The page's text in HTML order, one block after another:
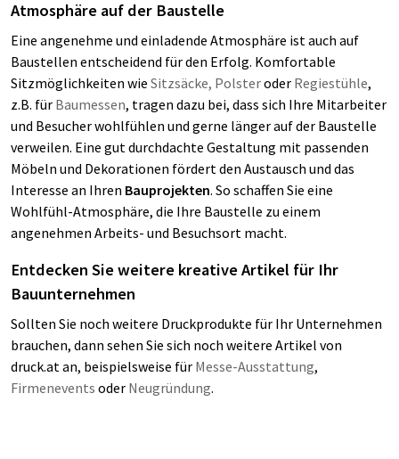
Atmosphäre auf der Baustelle
Eine angenehme und einladende Atmosphäre ist auch auf
Baustellen entscheidend für den Erfolg. Komfortable
Sitzmöglichkeiten wie Sitzsäcke, Polsteroder Regiestühle,
z.B. für Baumessen, tragen dazu bei, dass sich Ihre Mitarbeiter
und Besucher wohlfühlen und gerne länger auf der Baustelle
verweilen. Eine gut durchdachte Gestaltung mit passenden
Möbeln und Dekorationen fördert den Austausch und das
Interesse an Ihren Bauprojekten. So schaffen Sie eine
Wohlfühl-Atmosphäre, die Ihre Baustelle zu einem
angenehmen Arbeits- und Besuchsort macht.
Entdecken Sie weitere kreative Artikel für Ihr
Bauunternehmen
Sollten Sie noch weitere Druckprodukte für Ihr Unternehmen
brauchen, dann sehen Sie sich noch weitere Artikel von
druck.at an, beispielsweise für Messe-Ausstattung,
Firmenevents oder Neugründung.